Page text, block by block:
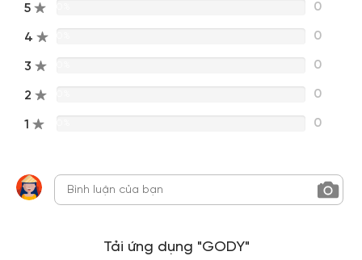
5 0
4 0
3 0
2 0
1 0
Tải ứng dụng "GODY"